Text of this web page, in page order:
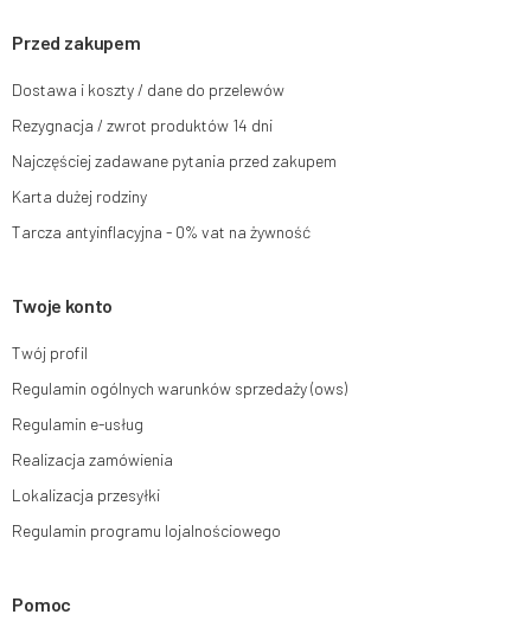
momencie bez wpływu na zgodność z prawem przetwarzania, którego
dokonano na podstawie zgody przed jej cofnięciem. W tym celu możesz
e-mail lub pisemnie na adres siedziby.
Więcej informacji:www.mouton.pl/ODO
Przed zakupem
Dostawa i koszty / dane do przelewów
Rezygnacja / zwrot produktów 14 dni
Najczęściej zadawane pytania przed zakupem
Karta dużej rodziny
Tarcza antyinflacyjna - 0% vat na żywność
Twoje konto
Twój profil
Regulamin ogólnych warunków sprzedaży (ows)
Regulamin e-usług
Realizacja zamówienia
Lokalizacja przesyłki
Regulamin programu lojalnościowego
Pomoc